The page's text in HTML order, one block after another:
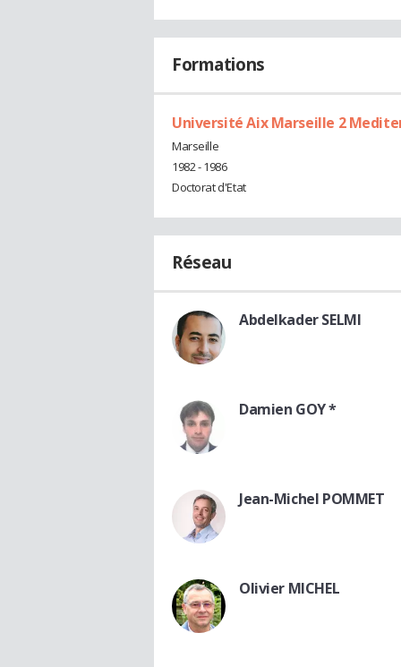
Formations
Université Aix Marseille 2
Marseille
1982 - 1986
Doctorat d'Etat
Réseau
Abdelkader SELMI
Damien GOY *
Jean-Michel POMMET
Olivier MICHEL